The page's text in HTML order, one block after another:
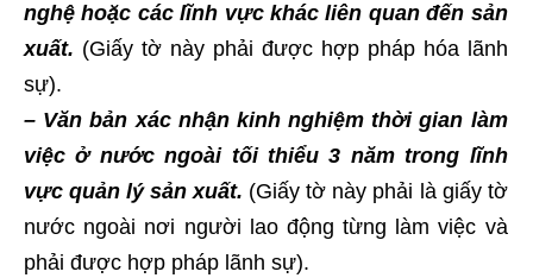
nghệ hoặc các lĩnh vực khác liên quan đến sản
xuất. (Giấy tờ này phải được hợp pháp hóa lãnh
sự).
– Văn bản xác nhận kinh nghiệm thời gian làm
việc ở nước ngoài tối thiểu 3 năm trong lĩnh
vực quản lý sản xuất. (Giấy tờ này phải là giấy tờ
nước ngoài nơi người lao động từng làm việc và
phải được hợp pháp lãnh sự).